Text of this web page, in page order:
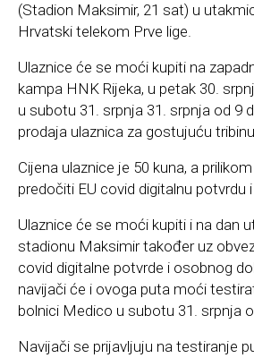
(Stadion Maksimir, 21 sat) u
Hrvatski telekom Prve lige.
Ulaznice će se moći kupiti na
kampa HNK Rijeka, u petak 30.
u subotu 31. srpnja 31. srpnja od 9
prodaja ulaznica za gostujuću
Cijena ulaznice je 50 kuna, a
predočiti EU covid digitalnu potvrdu
Ulaznice će se moći kupiti i na dan
stadionu Maksimir također uz
covid digitalne potvrde i osobnog
navijači će i ovoga puta moći
bolnici Medico u subotu 31. srpnja
Navijači se prijavljuju na testiranje